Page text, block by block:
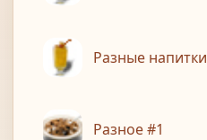
Разные напитки
Разное #1